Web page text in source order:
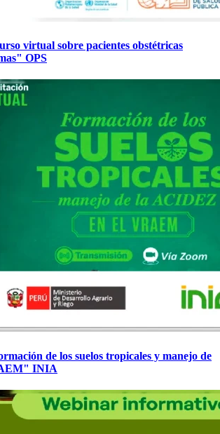
virtual sobre pacientes obstétricas
OPS
de los suelos tropicales y manejo de
INIA